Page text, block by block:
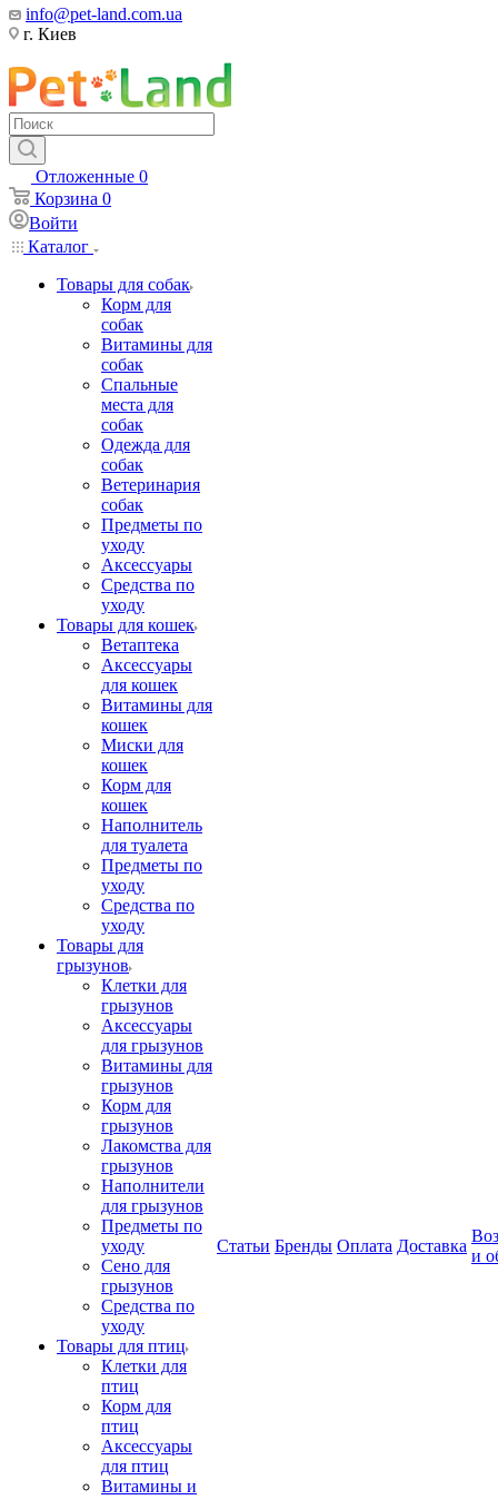
info@pet-land.com.ua
г. Киев
Отложенные 0
Корзина 0
Войти
Каталог
Товары для собак
Корм для
собак
Витамины для
собак
Спальные
места для
собак
Одежда для
собак
Ветеринария
собак
Предметы по
уходу
Аксессуары
Средства по
уходу
Товары для кошек
Ветаптека
Аксессуары
для кошек
Витамины для
кошек
Миски для
кошек
Корм для
кошек
Наполнитель
для туалета
Предметы по
уходу
Средства по
уходу
Товары для
грызунов
Клетки для
грызунов
Аксессуары
для грызунов
Витамины для
грызунов
Корм для
грызунов
Лакомства для
грызунов
Наполнители
для грызунов
Предметы по
уходу
Сено для
грызунов
Средства по
уходу
Товары для птиц
Клетки для
птиц
Корм для
птиц
Аксессуары
для птиц
Витамины и
Статьи Бренды Оплата Доставка
и